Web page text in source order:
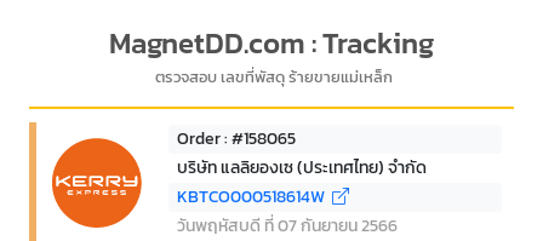
MagnetDD.com : Tracking
ตรวจสอบ เลขที่พัสดุ ร้ายขายแม่เหล็ก
Order : #158065
บริษัท แลลิยองเซ (ประเทศไทย) จำกัด
KBTCO000518614W
วันพฤหัสบดี ที่ 07 กันยายน 2566